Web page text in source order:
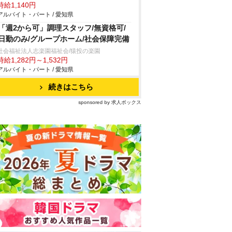
給1,140円
ルバイト・パート / 愛知県
「週2から可」調理スタッフ/無資格可/
日勤のみ/グループホーム/社会保障完備
会福祉法人志楽園福祉会/猿投の楽園
給1,282円～1,532円
ルバイト・パート / 愛知県
続きはこちら
sponsored by 求人ボックス